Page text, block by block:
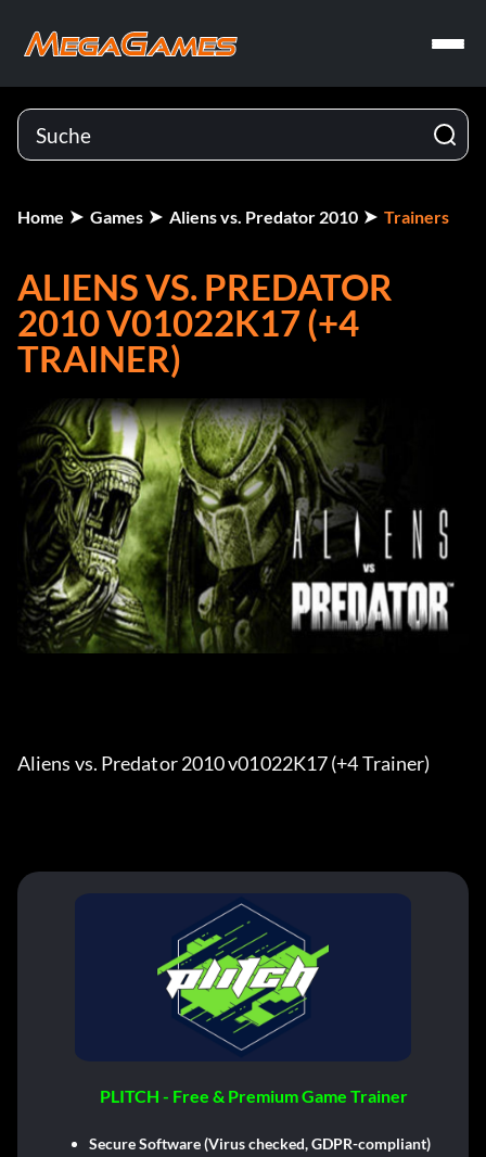
Home Games Aliens vs. Predator 2010 Trainers
ALIENS VS. PREDATOR
2010 V01022K17 (+4
TRAINER)
Aliens vs. Predator 2010 v01022K17 (+4 Trainer)
PLITCH - Free & Premium Game Trainer
Secure Software (Virus checked, GDPR-compliant)